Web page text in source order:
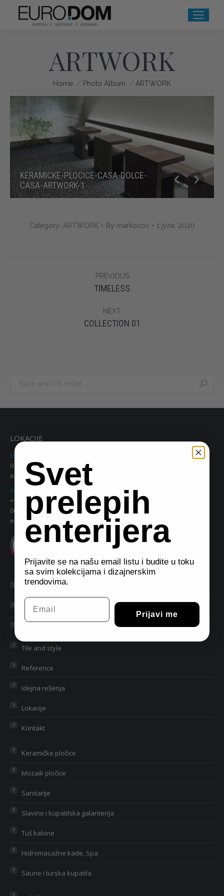
ARTWORK
You are here:
Home Photo Album ARTWORK
KERAMICKE-PLOCICE-CASA-DOLCE-
CASA-ARTWORK-1
Category: ARTWORK By markocov 1 јула, 2020
PREVIOUS
Previous
TIMELESS
NEXT
Next
COLLECTION 01
Search:
LOKACIJE
Bulevar Vudroa Vilsona 8a, Beograd
011 38 09 543, 063 342 956
e.mail:eurodom2@gmail.com
Nikole Grulovića 71e, Beograd
+381 11 34 74 713, 30 46 463
063/330833, 063/342849
e.mail:eurodom.hala@gmail.com
O nama
Tile and style
Reference
Idejna rešenja
Lokacije
Kontakt
Keramičke pločice
Mozaik pločice
Sanitarije
Slavine i kupatilska galanterija
Tuš kabine
Hidromasažne kade, Spa
Saune i turska kupatila
Svet
prelepih
enterijera
Prijavite se na našu email listu i budite u toku
sa svim kolekcijama i dizajnerskim
trendovima.
Email
Prijavi me